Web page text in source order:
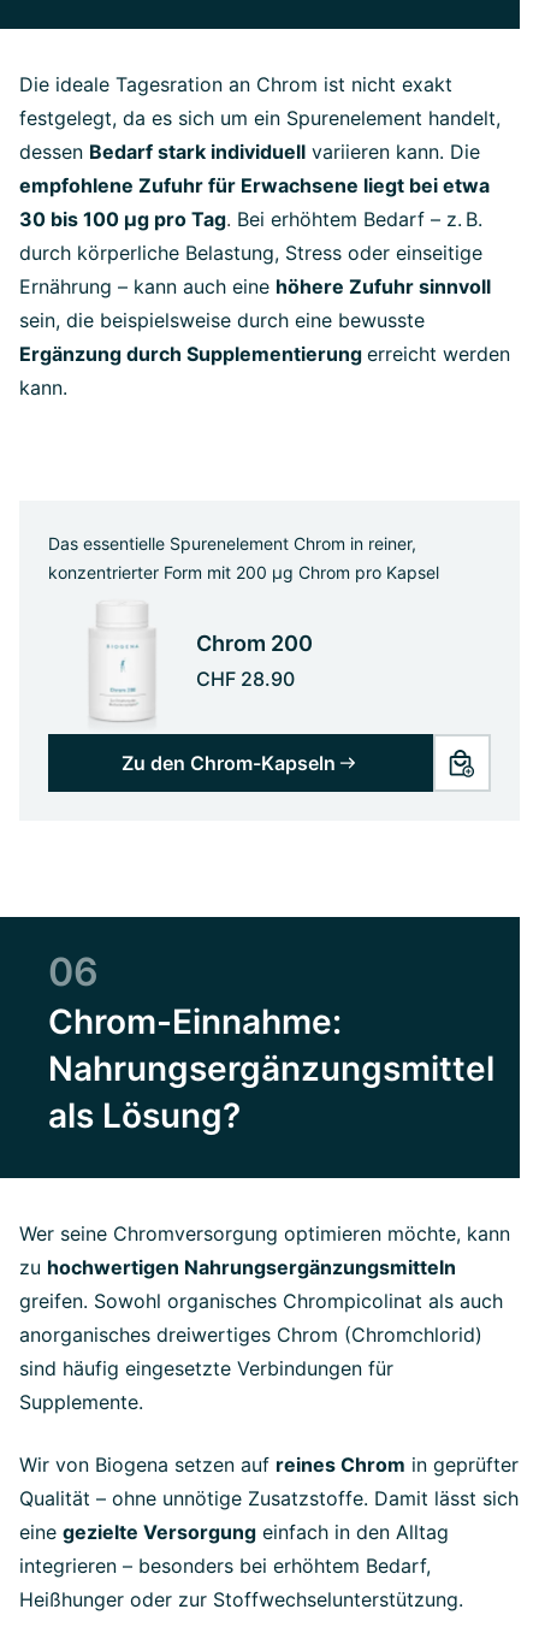
Die ideale Tagesration an Chrom ist nicht exakt
festgelegt, da es sich um ein Spurenelement handelt,
dessen Bedarf stark individuell variieren kann. Die
empfohlene Zufuhr für Erwachsene liegt bei etwa
30 bis 100 µg pro Tag. Bei erhöhtem Bedarf – z. B.
durch körperliche Belastung, Stress oder einseitige
Ernährung – kann auch eine höhere Zufuhr sinnvoll
sein, die beispielsweise durch eine bewusste
Ergänzung durch Supplementierung erreicht werden
kann.
Das essentielle Spurenelement Chrom in reiner,
konzentrierter Form mit 200 µg Chrom pro Kapsel
Chrom 200
CHF 28.90
Zu den Chrom-Kapseln
06
Chrom-Einnahme:
Nahrungsergänzungsmittel
als Lösung?
Wer seine Chromversorgung optimieren möchte, kann
zu hochwertigen Nahrungsergänzungsmitteln
greifen. Sowohl organisches Chrompicolinat als auch
anorganisches dreiwertiges Chrom (Chromchlorid)
sind häufig eingesetzte Verbindungen für
Supplemente.
Wir von Biogena setzen auf reines Chrom in geprüfter
Qualität – ohne unnötige Zusatzstoffe. Damit lässt sich
eine gezielte Versorgung einfach in den Alltag
integrieren – besonders bei erhöhtem Bedarf,
Heißhunger oder zur Stoffwechselunterstützung.